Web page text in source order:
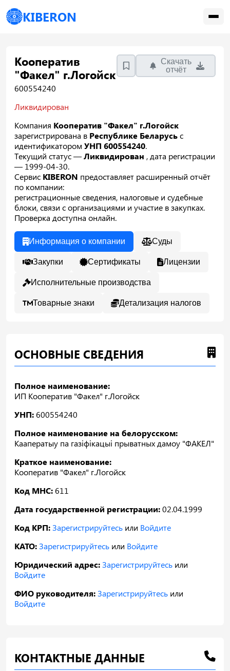
KIBERON
Кооператив
"Факел" г.Логойск
600554240
Скачать
отчёт
Ликвидирован
Компания Кооператив "Факел" г.Логойск
зарегистрирована в Республике Беларусьс
идентификатором УНП 600554240.
Текущий статус —Ликвидирован , дата регистрации
— 1999-04-30.
Сервис KIBERON предоставляет расширенный отчёт
по компании:
регистрационные сведения, налоговые и судебные
блоки, связи с организациями и участие в закупках.
Проверка доступна онлайн.
Информация о компании Суды
Закупки Сертификаты Лицензии
Исполнительные производства
Товарные знаки Детализация налогов
ОСНОВНЫЕ СВЕДЕНИЯ
Полное наименование:
ИП Кооператив "Факел" г.Логойск
УНП:600554240
Полное наименование на белорусском:
Кааператыу па газiфiкацыi прыватных дамоу "ФАКЕЛ"
Краткое наименование:
Кооператив "Факел" г.Логойск
Код МНС:611
Дата государственной регистрации:02.04.1999
Код КРП:Зарегистрируйтесь или Войдите
КАТО:Зарегистрируйтесь или Войдите
Юридический адрес:Зарегистрируйтесь или
Войдите
ФИО руководителя:Зарегистрируйтесь или
Войдите
КОНТАКТНЫЕ ДАННЫЕ